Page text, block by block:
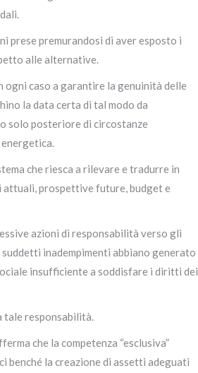
prese premurandosi di aver esposto i
alle alternative.
ogni caso a garantire la genuinità delle
la data certa di tal modo da
solo posteriore di circostanze
che riesca a rilevare e tradurre in
prospettive future, budget e
azioni di responsabilità verso gli
inadempimenti abbiano generato
insufficiente a soddisfare i diritti dei
responsabilità.
che la competenza “esclusiva”
benché la creazione di assetti adeguati